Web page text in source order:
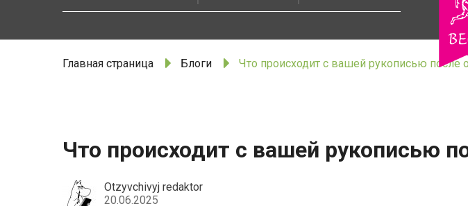
Главная страница Блоги Что происходит с вашей рукописью после
Что происходит с вашей рукописью
Otzyvchivyj redaktor
20.06.2025